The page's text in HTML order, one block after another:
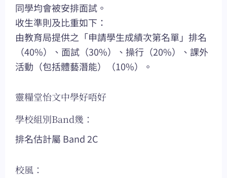
同學均會被安排面試。
收生準則及比重如下：
由教育局提供之「申請學生成績次第名單」排名
（40%）、面試（30%）、操行（20%）、課外
活動（包括體藝潛能）（10%）。
靈糧堂怡文中學好唔好
學校組別Band幾：
排名估計屬 Band 2C
校風：